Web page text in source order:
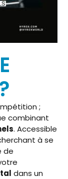
;
combinant
. Accessible
à se
de
dans un